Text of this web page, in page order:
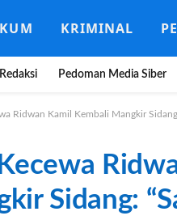
KRIMINAL
Redaksi Pedoman Media Siber
Ridwan Kamil Kembali Mangkir
Sidang: